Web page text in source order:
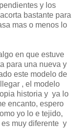
y los
bastante para
mas o menos lo
en que estuve
para una nueva y
este modelo de
, el modelo
historia y ya lo
encanto, espero
yo lo e tejido,
muy diferente y